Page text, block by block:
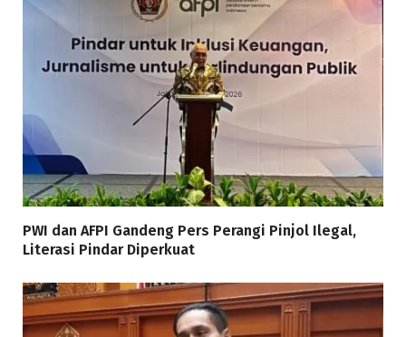
PWI dan AFPI Gandeng Pers Perangi Pinjol Ilegal,
Literasi Pindar Diperkuat